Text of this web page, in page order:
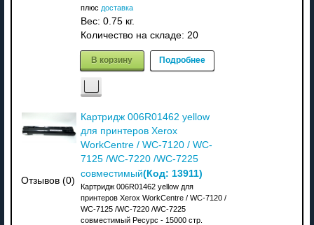
плюс доставка
Вес: 0.75 кг.
Количество на складе: 20
В корзину Подробнее
Отзывов (0)
Картридж 006R01462 yellow
для принтеров Xerox
WorkCentre / WC-7120 / WC-
7125 /WC-7220 /WC-7225
совместимый(Код: 13911)
Картридж 006R01462 yellow для
принтеров Xerox WorkCentre / WC-7120 /
WC-7125 /WC-7220 /WC-7225
совместимый Ресурс - 15000 стр.